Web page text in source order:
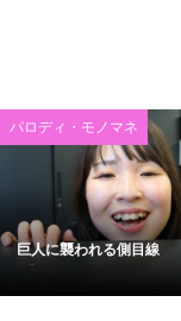
パロディ・モノマネ
巨人に襲われる側目線